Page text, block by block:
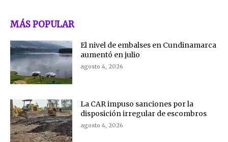
MÁS POPULAR
El nivel de embalses en Cundinamarca
aumentó en julio
agosto 4, 2026
La CAR impuso sanciones por la
disposición irregular de escombros
agosto 4, 2026